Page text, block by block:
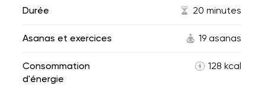
Durée 20 minutes
Asanas et exercices 19 asanas
Consommation
d'énergie
128 kcal